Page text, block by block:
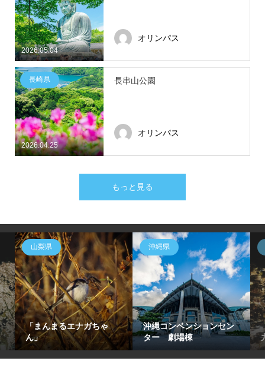
2026.05.04
オリンパス
2026.04.25
長崎県 長串山公園
オリンパス
もっと見る
山梨県
「まんまるエナガちゃ
ん」
沖縄県
沖縄コンベンションセン
ター 劇場棟